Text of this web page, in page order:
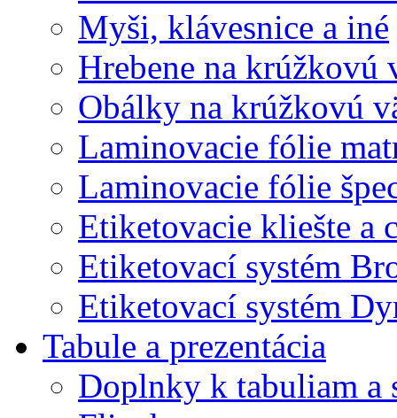
Myši, klávesnice a iné
Hrebene na krúžkovú
Obálky na krúžkovú
Laminovacie fólie
Laminovacie fólie
Etiketovacie kliešte a
Etiketovací systém
Etiketovací systém
Tabule a prezentácia
Doplnky k tabuliam a